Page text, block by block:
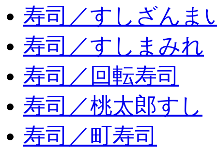
寿司／すしざんま
寿司／すしまみれ
寿司／回転寿司
寿司／桃太郎すし
寿司／町寿司